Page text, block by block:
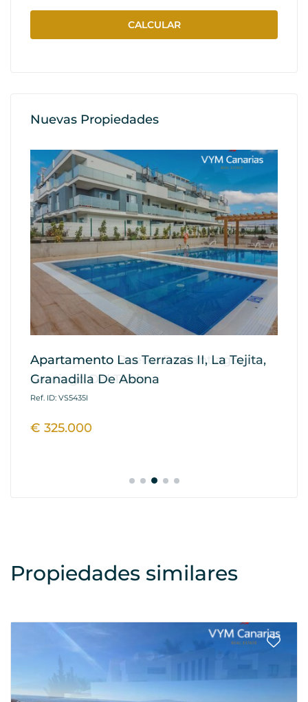
Nuevas Propiedades
Apartamento Las Terrazas II, La Tejita,
Granadilla De Abona
Ref. ID: VS5435I
€ 325.000
Propiedades similares